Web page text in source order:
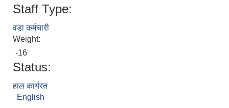
Staff Type:
वडा कर्मचारी
Weight:
-16
Status:
हाल कार्यरत
English